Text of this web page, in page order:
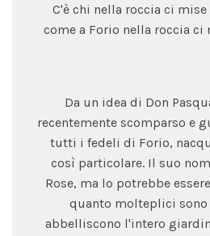
C'è chi nella roccia ci mise
come a Forio nella roccia ci
Da un idea di Don
recentemente scomparso e
tutti i fedeli di Forio,
così particolare. Il suo
Rose, ma lo potrebbe
quanto molteplici sono
abbelliscono l'intero